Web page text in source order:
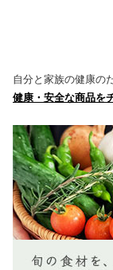
自分と家族の健康の
健康・安全な商品を